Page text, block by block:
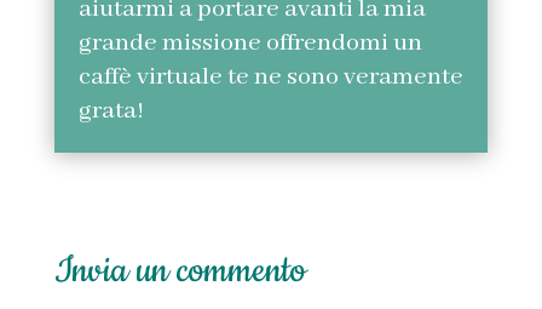
aiutarmi a portare avanti la mia
grande missione offrendomi un
caffè virtuale te ne sono veramente
grata!
Invia un commento